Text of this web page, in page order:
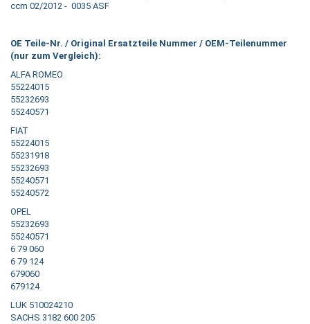
ccm 02/2012 - 0035 ASF
OE Teile-Nr. / Original Ersatzteile Nummer / OEM-Teilenummer
(nur zum Vergleich):
ALFA ROMEO
55224015
55232693
55240571
FIAT
55224015
55231918
55232693
55240571
55240572
OPEL
55232693
55240571
6 79 060
6 79 124
679060
679124
LUK 510024210
SACHS 3182 600 205